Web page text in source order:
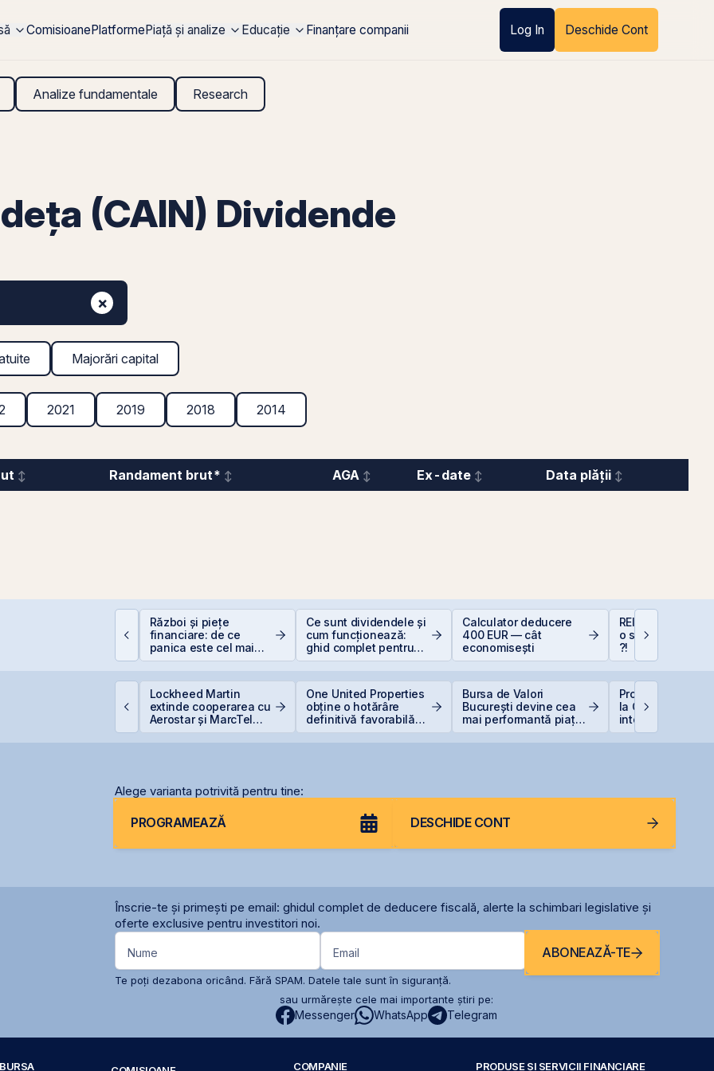
ComisioanePlatformePiață și analize Educație Finanțare companii Log In Deschide Cont
Analize fundamentale Research
(CAIN) Dividende
×
Majorări capital
2021 2019 2018 2014
Randament brut* AGA Ex-date Data plății
Război și piețe
financiare: de ce
panica este cel mai
scump sfat
Ce sunt dividendele și
cum funcționează:
ghid complet pentru
investitori în acțiuni
Calculator deducere
400 EUR — cât
economisești
REIT-urile
o supapă pentru
?!
Lockheed Martin
extinde cooperarea cu
Aerostar și MarcTel
One United Properties
obține o hotărâre
definitivă favorabilă
Bursa de Valori
București devine cea
mai performantă piață
Producția
la Cernavodă,
integral din
secetei
Alege varianta potrivită pentru tine:
PROGRAMEAZĂ DESCHIDE CONT
Înscrie-te și primești pe email: ghidul complet de deducere fiscală, alerte la schimbari legislative și
oferte exclusive pentru investitori noi.
Nume Email ABONEAZĂ-TE
Te poți dezabona oricând. Fără SPAM. Datele tale sunt în siguranță.
sau urmărește cele mai importante știri pe:
Messenger WhatsApp Telegram
COMPANIE PRODUSE ȘI SERVICII FINANCIARE